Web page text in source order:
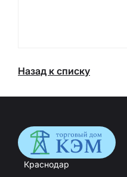
Назад к списку
Краснодар